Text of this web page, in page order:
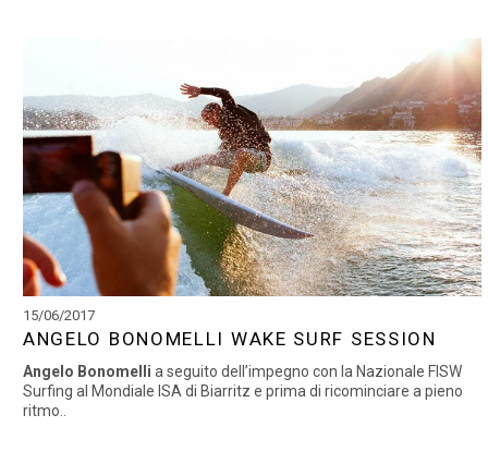
15/06/2017
ANGELO BONOMELLI WAKE SURF SESSION
Angelo Bonomelli a seguito dell’impegno con la Nazionale FISW
Surfing al Mondiale ISA di Biarritz e prima di ricominciare a pieno
ritmo..